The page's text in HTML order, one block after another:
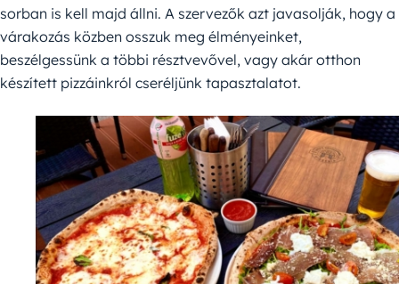
sorban is kell majd állni. A szervezők azt javasolják, hogy a
várakozás közben osszuk meg élményeinket,
beszélgessünk a többi résztvevővel, vagy akár otthon
készített pizzáinkról cseréljünk tapasztalatot.